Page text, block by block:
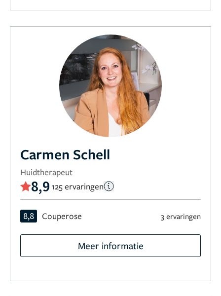
Carmen Schell
Huidtherapeut
8,9 125 ervaringen
8,8 Couperose 3 ervaringen
Meer informatie